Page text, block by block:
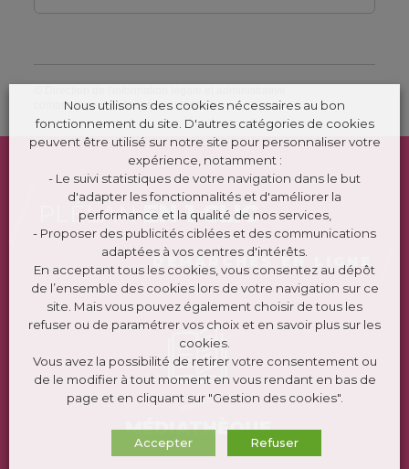
comarquage developpé par kienso.fr
PLÉLANEN 1 CLIC
DÉMARCHES EN LIGNE
MÉDIATHÈQUE
Nous utilisons des cookies nécessaires au bon
fonctionnement du site. D'autres catégories de cookies
peuvent être utilisé sur notre site pour personnaliser votre
expérience, notamment :
- Le suivi statistiques de votre navigation dans le but
d'adapter les fonctionnalités et d'améliorer la
performance et la qualité de nos services,
- Proposer des publicités ciblées et des communications
adaptées à vos centres d'intérêts.
En acceptant tous les cookies, vous consentez au dépôt
de l’ensemble des cookies lors de votre navigation sur ce
site. Mais vous pouvez également choisir de tous les
refuser ou de paramétrer vos choix et en savoir plus sur les
cookies.
Vous avez la possibilité de retirer votre consentement ou
de le modifier à tout moment en vous rendant en bas de
page et en cliquant sur "Gestion des cookies".
Accepter Refuser